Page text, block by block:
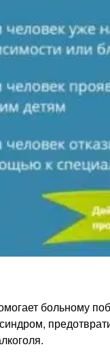
больному